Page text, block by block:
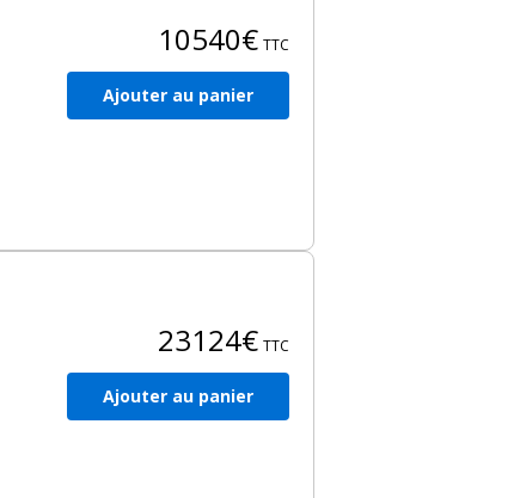
10540€ TTC
Ajouter au panier
23124€ TTC
Ajouter au panier